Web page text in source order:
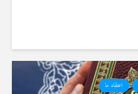
اعتقاد ما